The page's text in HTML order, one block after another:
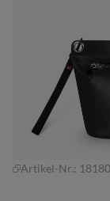
Artikel-Nr.: